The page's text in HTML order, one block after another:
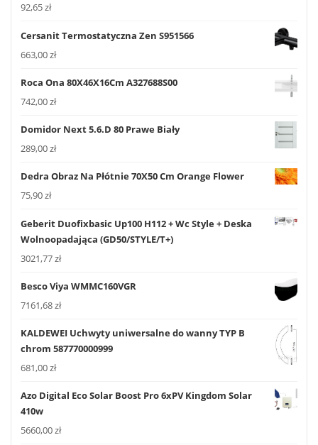
92,65zł
Cersanit Termostatyczna Zen S951566
663,00zł
Roca Ona 80X46X16Cm A327688S00
742,00zł
Domidor Next 5.6.D 80 Prawe Biały
289,00zł
Dedra Obraz Na Płótnie 70X50 Cm Orange Flower
75,90zł
Geberit Duofixbasic Up100 H112 + Wc Style + Deska
Wolnoopadająca (GD50/STYLE/T+)
3021,77zł
Besco Viya WMMC160VGR
7161,68zł
KALDEWEI Uchwyty uniwersalne do wanny TYP B
chrom 587770000999
681,00zł
Azo Digital Eco Solar Boost Pro 6xPV Kingdom Solar
410w
5660,00zł